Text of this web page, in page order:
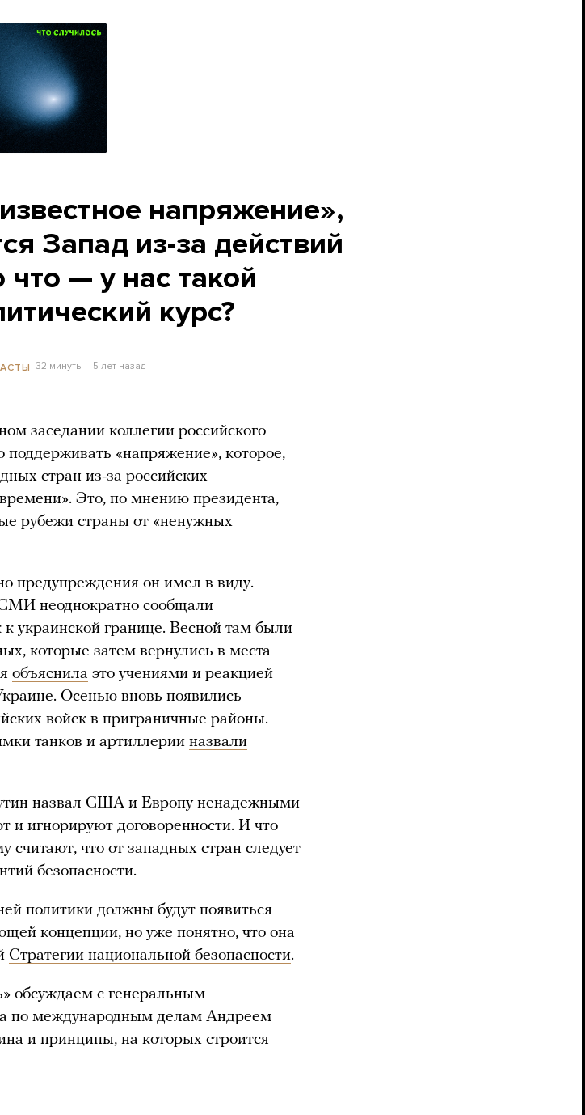
напряжение»,
Запад из-за действий
— у нас такой
курс?
32 минуты 5 лет назад
заседании коллегии российского
поддерживать «напряжение», которое,
стран из-за российских
Это, по мнению президента,
рубежи страны от «ненужных
предупреждения он имел в виду.
неоднократно сообщали
к украинской границе. Весной там были
которые затем вернулись в места
объяснила это учениями и реакцией
Осенью вновь появились
войск в приграничные районы.
танков и артиллерии назвали
назвал США и Европу ненадежными
и игнорируют договоренности. И что
считают, что от западных стран следует
безопасности.
политики должны будут появиться
концепции, но уже понятно, что она
Стратегии национальной безопасности.
обсуждаем с генеральным
по международным делам Андреем
и принципы, на которых строится